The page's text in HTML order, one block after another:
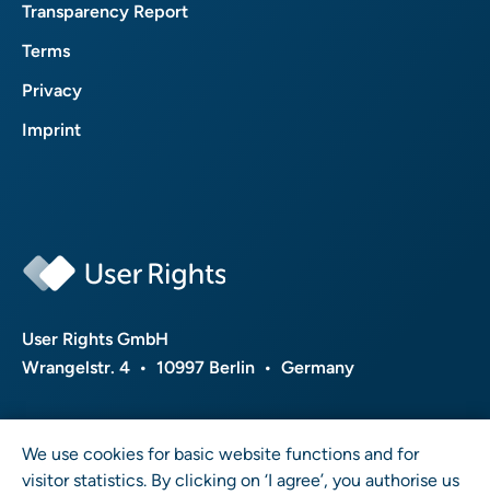
Transparency Report
Terms
Privacy
Imprint
User Rights GmbH
Wrangelstr. 4 • 10997 Berlin • Germany
We use cookies for basic website functions and for
visitor statistics. By clicking on ‘I agree’, you authorise us